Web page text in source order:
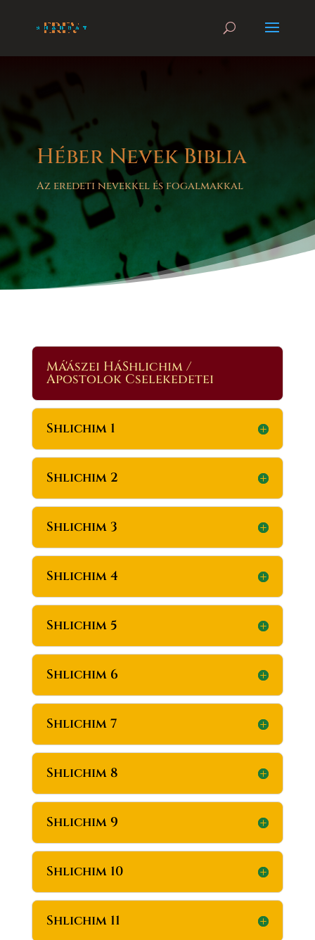
Héber Nevek Biblia
Az eredeti nevekkel és fogalmakkal
Má'ászei HáShlichim /
Apostolok Cselekedetei
Shlichim 1
Shlichim 2
Shlichim 3
Shlichim 4
Shlichim 5
Shlichim 6
Shlichim 7
Shlichim 8
Shlichim 9
Shlichim 10
Shlichim 11